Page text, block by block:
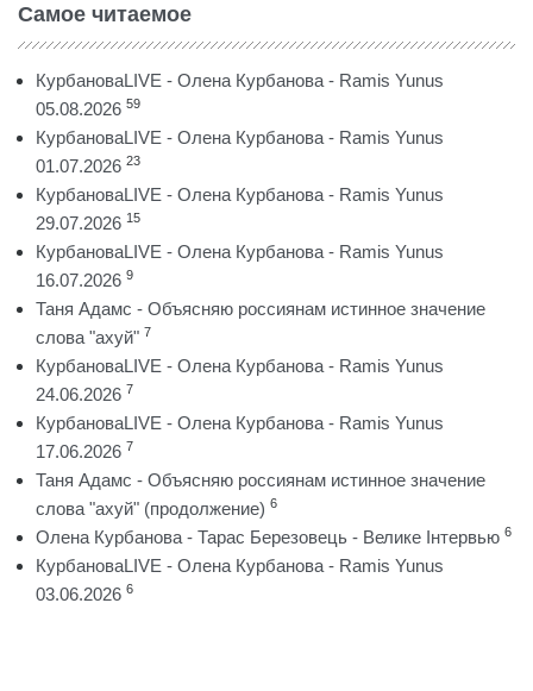
Самое читаемое
КурбановаLIVE - Олена Курбанова - Ramis Yunus
05.08.2026 59
КурбановаLIVE - Олена Курбанова - Ramis Yunus
01.07.2026 23
КурбановаLIVE - Олена Курбанова - Ramis Yunus
29.07.2026 15
КурбановаLIVE - Олена Курбанова - Ramis Yunus
16.07.2026 9
Таня Адамс - Объясняю россиянам истинное значение
слова "ахуй" 7
КурбановаLIVE - Олена Курбанова - Ramis Yunus
24.06.2026 7
КурбановаLIVE - Олена Курбанова - Ramis Yunus
17.06.2026 7
Таня Адамс - Объясняю россиянам истинное значение
слова "ахуй" (продолжение) 6
Олена Курбанова - Тарас Березовець - Велике Інтервью 6
КурбановаLIVE - Олена Курбанова - Ramis Yunus
03.06.2026 6